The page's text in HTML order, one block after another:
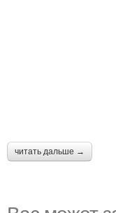
читать дальше →